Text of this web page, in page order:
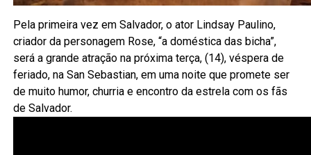
Pela primeira vez em Salvador, o ator Lindsay Paulino,
criador da personagem Rose, “a doméstica das bicha”,
será a grande atração na próxima terça, (14), véspera de
feriado, na San Sebastian, em uma noite que promete ser
de muito humor, churria e encontro da estrela com os fãs
de Salvador.